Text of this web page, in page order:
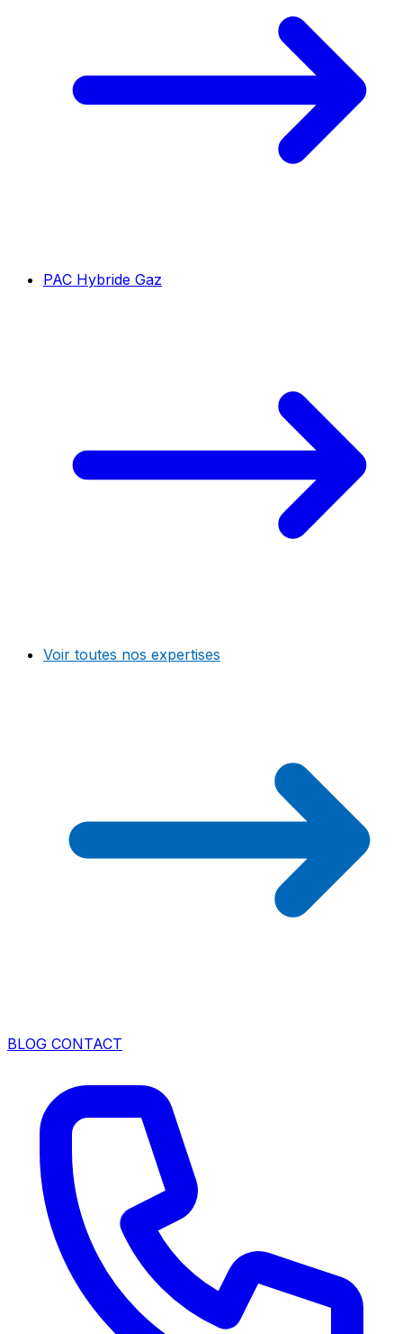
PAC Hybride Gaz
Voir toutes nos expertises
BLOG CONTACT